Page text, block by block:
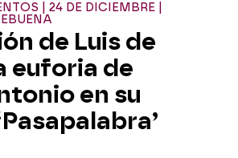
| 24 DE DICIEMBRE |
de Luis de
euforia de
en su